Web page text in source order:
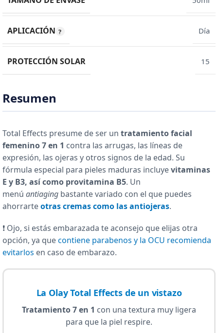
APLICACIÓN Día
PROTECCIÓN SOLAR 15
Resumen
Total Effects presume de ser un tratamiento facial
femenino 7 en 1 contra las arrugas, las líneas de
expresión, las ojeras y otros signos de la edad. Su
fórmula especial para pieles maduras incluyevitaminas
E y B3, así como provitamina B5. Un
menú antiaging bastante variado con el que puedes
ahorrarteotras cremas como las antiojeras.
❗ Ojo, si estás embarazada te aconsejo que elijas otra
opción, ya quecontiene parabenos y la OCU recomienda
evitarlos en caso de embarazo.
La Olay Total Effects de un vistazo
Tratamiento 7 en 1 con una textura muy ligera
para que la piel respire.